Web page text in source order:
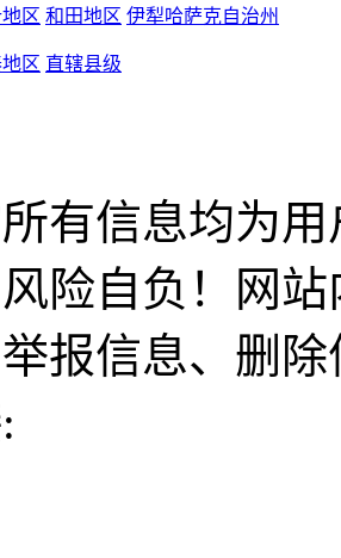
区 和田地区 伊犁哈萨克自治州
区 直辖县级
有信息均为
险自负！网
报信息、删